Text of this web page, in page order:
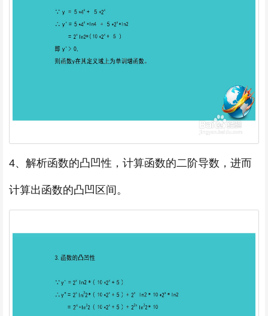
4、解析函数的凸凹性，计算函数的二阶导数，进而
计算出函数的凸凹区间。